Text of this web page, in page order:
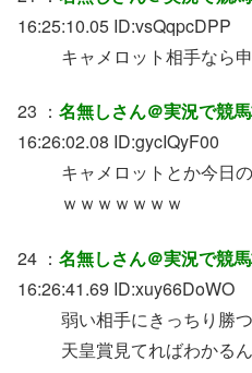
16:25:10.05 ID:vsQqpcDPP
キャメロット相手なら
23 ： 名無しさん＠実況で競
16:26:02.08 ID:gycIQyF00
キャメロットとか今日
ｗｗｗｗｗｗｗ
24 ： 名無しさん＠実況で競
16:26:41.69 ID:xuy66DoWO
弱い相手にきっちり勝
天皇賞見てればわかる